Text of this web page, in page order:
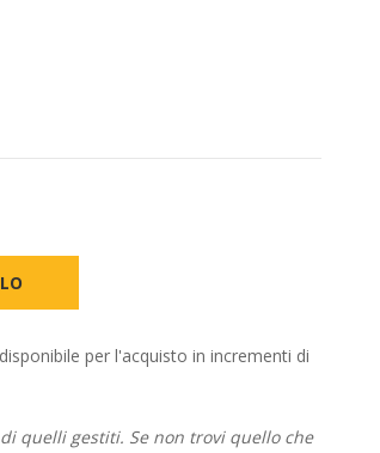
per l'acquisto in incrementi di
quelli gestiti. Se non trovi quello che